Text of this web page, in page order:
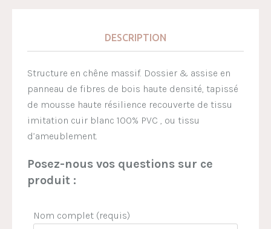
DESCRIPTION
Structure en chêne massif. Dossier & assise en
panneau de fibres de bois haute densité, tapissé
de mousse haute résilience recouverte de tissu
imitation cuir blanc 100% PVC , ou tissu
d’ameublement.
Posez-nous vos questions sur ce
produit :
Nom complet (requis)